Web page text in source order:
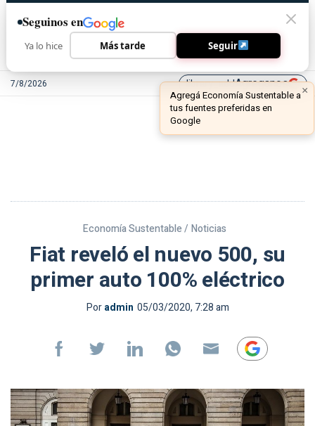
7/8/2026 library_addAgreganos
Economía Sustentable / Noticias
Fiat reveló el nuevo 500, su
primer auto 100% eléctrico
Poradmin 05/03/2020, 7:28 am
Seguinos en
Ya lo hice Más tarde Seguir